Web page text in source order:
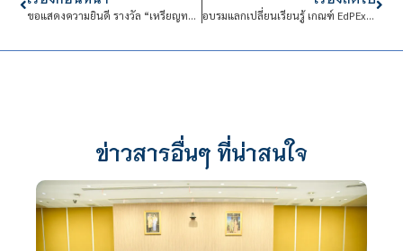
ขอแสดงความยินดี รางวัล “เหรียญทอง” ในหมวดสุขภาพและการแพทย์ ระดับอุดมศึกษา ของนักศึกษาคณะเทคโนโลยีอุตสาหกรรม อบรมแลกเปลี่ยนเรียนรู้ เกณฑ์ EdPEx: เพื่อพัฒนาคุณภาพการศึกษาสู่ความเป็นเลิศ
ข่าวสารอื่นๆ ที่น่าสนใจ